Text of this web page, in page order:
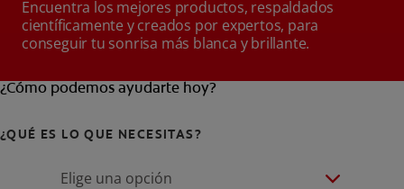
Encuentra los mejores productos, respaldados
científicamente y creados por expertos, para
conseguir tu sonrisa más blanca y brillante.
¿Cómo podemos ayudarte hoy?
¿QUÉ ES LO QUE NECESITAS?
Elige una opción